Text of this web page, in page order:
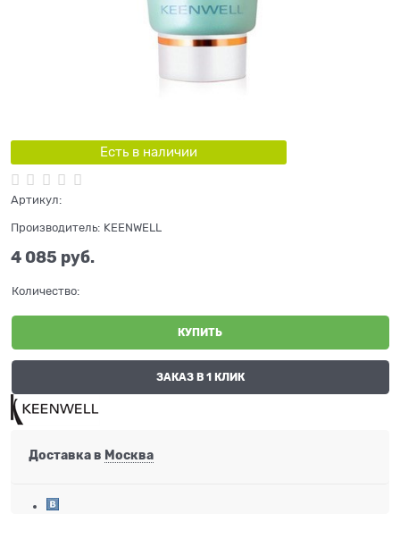
Есть в наличии
Артикул:
Производитель: KEENWELL
4 085 руб.
Количество:
КУПИТЬ
ЗАКАЗ В 1 КЛИК
Доставка в Москва